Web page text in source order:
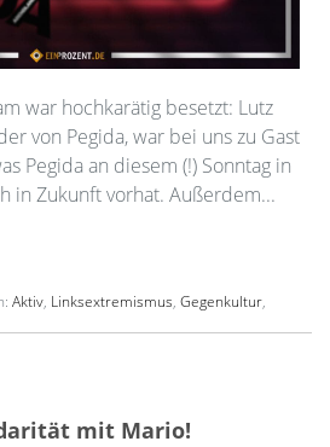
war hochkarätig besetzt: Lutz
von Pegida, war bei uns zu Gast
Pegida an diesem (!) Sonntag in
in Zukunft vorhat. Außerdem...
Aktiv, Linksextremismus, Gegenkultur,
mit Mario!